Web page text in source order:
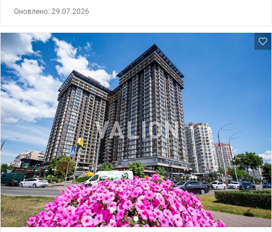
Встановлено лічильники на воду та електрику. У квартирі
залишається меблі та побутова техніка: телевізор, холодильник,
пральна машина, витяжка, кондиціонер. Прекрасне
розташування та транспортне сполучення: метро Оболонь у
пішій доступності 2 хвилини, поряд ТРЦ DREAM TOWN,
супермаркети Сільпо та Велмарт, ринки, дитячі садки та школи,
поліклініка та аптеки, банки та пошта, велике паркування.
Поблизу Оболонська набережна зі зручною зоною відпочинку та
чудовий парк Наталка з дитячими та спортивними
майданчиками, велодоріжками та виходом на берег Днепра.
ціна 65000 у.о. 050-590-03-30 Валентин Valion. ua/1153483
Оновлено: 29.07.2026